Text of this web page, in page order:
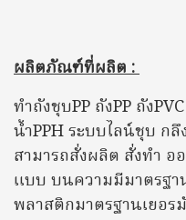
ผลิตภัณฑ์ที่ผลิต :
ทำถังชุบPP ถังPP ถัง
น้ำPPH ระบบไลน์ชุบ ก
สามารถสั่งผลิต สั่งทำ
แบบ บนความมีมาตรฐา
พลาสติกมาตรฐานเยอร